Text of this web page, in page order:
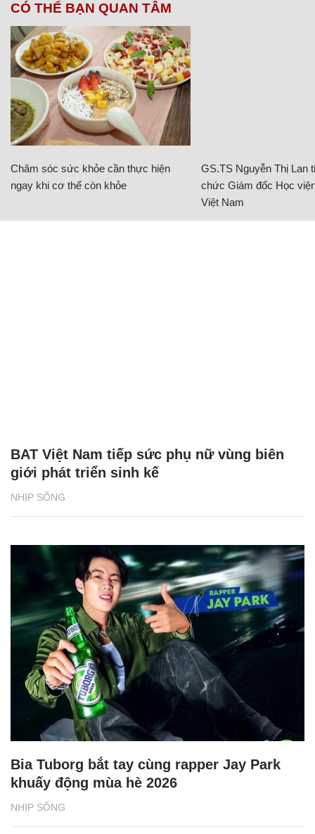
CÓ THỂ BẠN QUAN TÂM
Chăm sóc sức khỏe cần thực hiện
ngay khi cơ thể còn khỏe
GS.TS Nguyễn Thị Lan
chức Giám đốc Học
Việt Nam
NHỊP SỐNG
BAT Việt Nam tiếp sức phụ nữ vùng biên
giới phát triển sinh kế
NHỊP SỐNG
Bia Tuborg bắt tay cùng rapper Jay Park
khuấy động mùa hè 2026